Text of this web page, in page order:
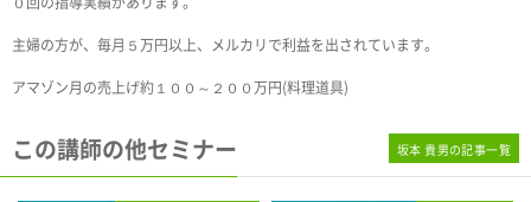
主婦の方が、毎月５万円以上、メルカリで利益を出されています。
アマゾン月の売上げ約１００～２００万円(料理道具)
この講師の他セミナー 坂本 貴男の記事一覧